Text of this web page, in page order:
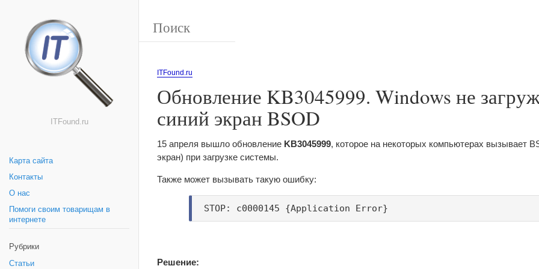
ITFound.ru
Карта сайта
Контакты
О нас
Помоги своим товарищам в
интернете
Рубрики
Статьи
ITFound.ru
Обновление KB3045999. Windows не
синий экран BSOD
15 апреля вышло обновление KB3045999, которое на некоторых компьютерах вызывает
экран) при загрузке системы.
Также может вызывать такую ошибку:
STOP: c0000145 {Application Error}
Решение: